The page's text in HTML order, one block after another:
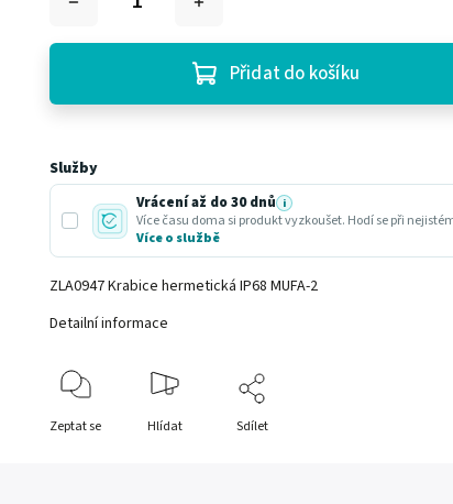
Přidat do košíku
Služby
Vrácení až do 30 dnů i
Více času doma si produkt vyzkoušet. Hodí se při
Více o službě
ZLA0947 Krabice hermetická IP68 MUFA-2
Detailní informace
Zeptat se Hlídat Sdílet